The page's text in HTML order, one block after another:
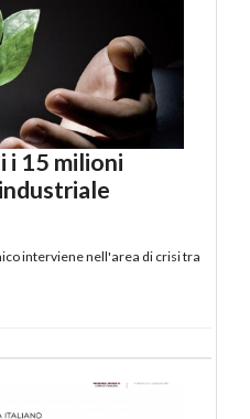
i 15 milioni
interviene nell'area di crisi tra